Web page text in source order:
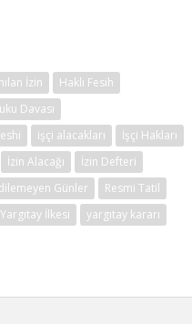
İzin
Haklı Fesih
Davası
işçi alacakları
İşçi Hakları
İzin Alacağı
İzin Defteri
Günler
Resmi Tatil
Yargıtay İlkesi
yargıtay kararı